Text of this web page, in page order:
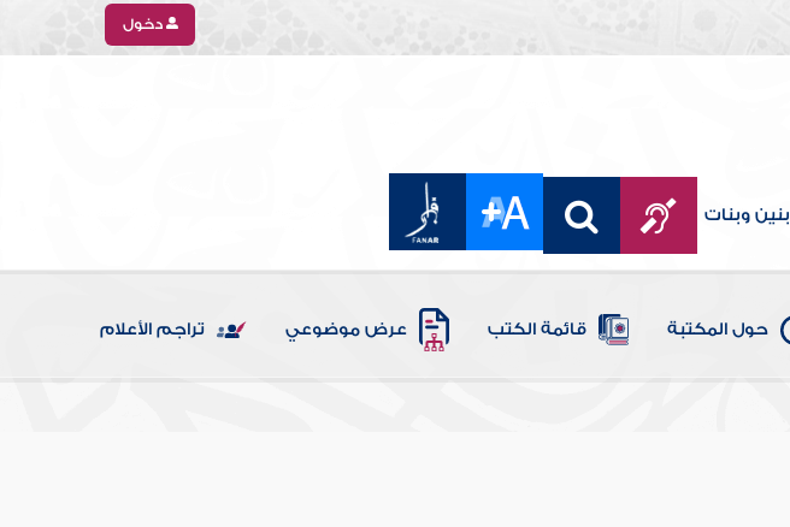
دخول
بنين وبنات
حول المكتبة قائمة الكتب عرض موضوعي تراجم الأعلام